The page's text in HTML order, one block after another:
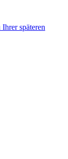
späteren